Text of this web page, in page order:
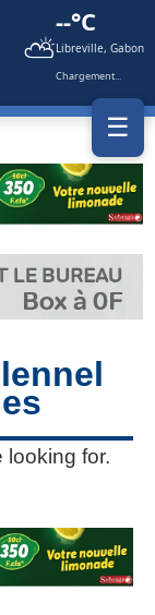
⛅
--°C
Libreville, Gabon
Chargement...
☰
looking for.